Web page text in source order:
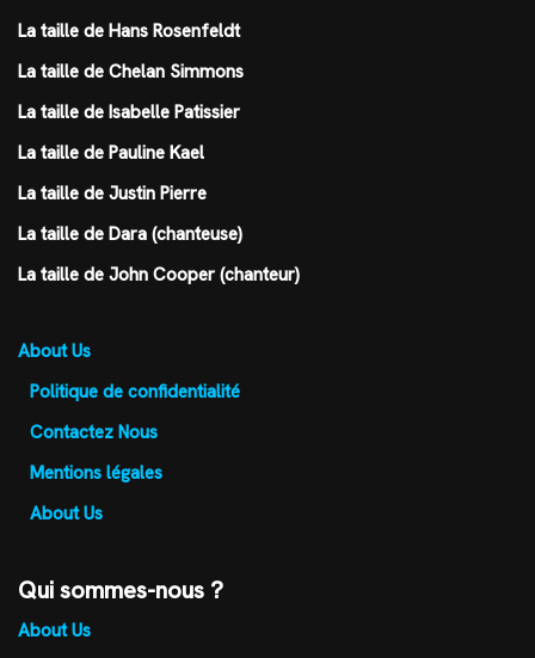
La taille de Hans Rosenfeldt
La taille de Chelan Simmons
La taille de Isabelle Patissier
La taille de Pauline Kael
La taille de Justin Pierre
La taille de Dara (chanteuse)
La taille de John Cooper (chanteur)
About Us
Politique de confidentialité
Contactez Nous
Mentions légales
About Us
Qui sommes-nous ?
About Us